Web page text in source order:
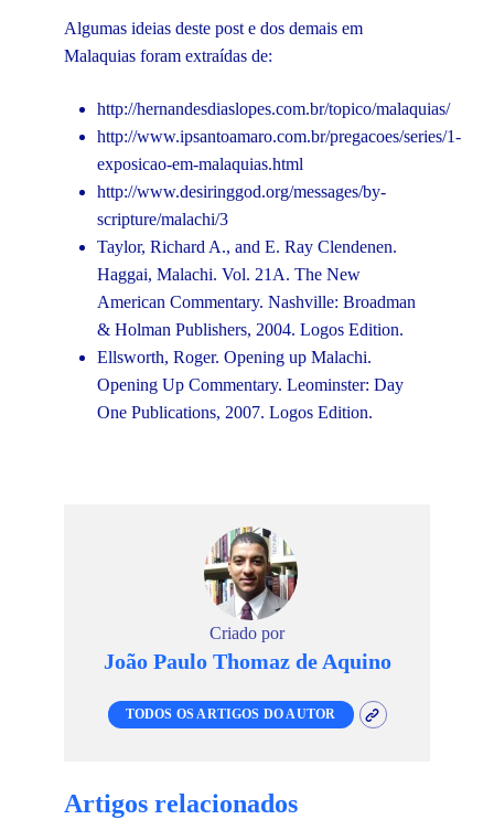
Algumas ideias deste post e dos demais em
Malaquias foram extraídas de:
http://hernandesdiaslopes.com.br/topico/malaquias/
http://www.ipsantoamaro.com.br/pregacoes/series/1-
exposicao-em-malaquias.html
http://www.desiringgod.org/messages/by-
scripture/malachi/3
Taylor, Richard A., and E. Ray Clendenen.
Haggai, Malachi. Vol. 21A. The New
American Commentary. Nashville: Broadman
& Holman Publishers, 2004. Logos Edition.
Ellsworth, Roger. Opening up Malachi.
Opening Up Commentary. Leominster: Day
One Publications, 2007. Logos Edition.
Criado por
João Paulo Thomaz de Aquino
TODOS OS ARTIGOS DO AUTOR
Artigos relacionados